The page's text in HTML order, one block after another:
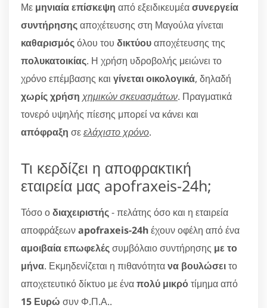
Με μηνιαία επίσκεψη από εξειδικευμέασυνεργεία
συντήρησηςαποχέτευσης στη Μαγούλα γίνεται
καθαρισμόςόλου του δικτύουαποχέτευσης της
πολυκατοικίας. Η χρήση υδροβολής μειώνει το
χρόνο επέμβασης και γίνεται οικολογικά, δηλαδή
χωρίς χρήση χημικών σκευασμάτων. Πραγματικά
τονερό υψηλής πίεσης μπορεί να κάνει και
απόφραξη σεελάχιστο χρόνο.
Τι κερδίζει η αποφρακτική
εταιρεία μας apofraxeis-24h;
Τόσο οδιαχειριστής- πελάτης όσο και η εταιρεία
αποφράξεωνapofraxeis-24hέχουν οφέλη από ένα
αμοιβαία επωφελέςσυμβόλαιο συντήρησης με το
μήνα. Εκμηδενίζεται η πιθανότητανα βουλώσειτο
αποχετευτικό δίκτυο με έναπολύ μικρότίμημα από
15 Ευρώ συν Φ.Π.Α..